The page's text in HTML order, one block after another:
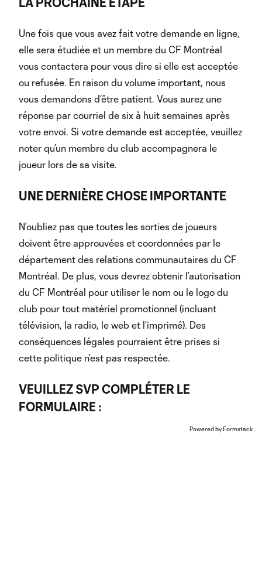
Une fois que vous avez fait votre demande en ligne,
elle sera étudiée et un membre du CF Montréal
vous contactera pour vous dire si elle est acceptée
ou refusée. En raison du volume important, nous
vous demandons d’être patient. Vous aurez une
réponse par courriel de six à huit semaines après
votre envoi. Si votre demande est acceptée, veuillez
noter qu’un membre du club accompagnera le
joueur lors de sa visite.
UNE DERNIÈRE CHOSE IMPORTANTE
N’oubliez pas que toutes les sorties de joueurs
doivent être approuvées et coordonnées par le
département des relations communautaires du CF
Montréal. De plus, vous devrez obtenir l’autorisation
du CF Montréal pour utiliser le nom ou le logo du
club pour tout matériel promotionnel (incluant
télévision, la radio, le web et l’imprimé). Des
conséquences légales pourraient être prises si
cette politique n’est pas respectée.
VEUILLEZ SVP COMPLÉTER LE
FORMULAIRE :
Powered by Formstack